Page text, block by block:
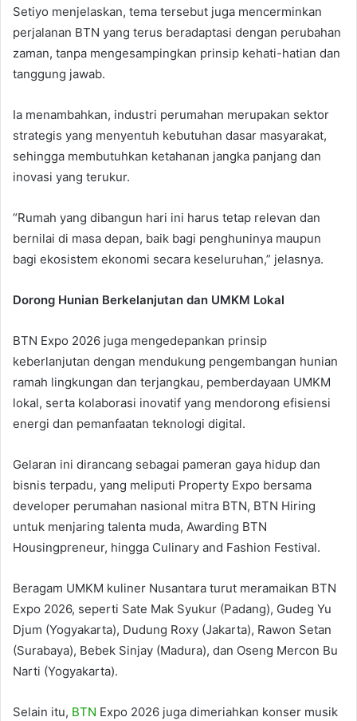
Setiyo menjelaskan, tema tersebut juga mencerminkan
perjalanan BTN yang terus beradaptasi dengan perubahan
zaman, tanpa mengesampingkan prinsip kehati-hatian dan
tanggung jawab.
Ia menambahkan, industri perumahan merupakan sektor
strategis yang menyentuh kebutuhan dasar masyarakat,
sehingga membutuhkan ketahanan jangka panjang dan
inovasi yang terukur.
“Rumah yang dibangun hari ini harus tetap relevan dan
bernilai di masa depan, baik bagi penghuninya maupun
bagi ekosistem ekonomi secara keseluruhan,” jelasnya.
Dorong Hunian Berkelanjutan dan UMKM Lokal
BTN Expo 2026 juga mengedepankan prinsip
keberlanjutan dengan mendukung pengembangan hunian
ramah lingkungan dan terjangkau, pemberdayaan UMKM
lokal, serta kolaborasi inovatif yang mendorong efisiensi
energi dan pemanfaatan teknologi digital.
Gelaran ini dirancang sebagai pameran gaya hidup dan
bisnis terpadu, yang meliputi Property Expo bersama
developer perumahan nasional mitra BTN, BTN Hiring
untuk menjaring talenta muda, Awarding BTN
Housingpreneur, hingga Culinary and Fashion Festival.
Beragam UMKM kuliner Nusantara turut meramaikan BTN
Expo 2026, seperti Sate Mak Syukur (Padang), Gudeg Yu
Djum (Yogyakarta), Dudung Roxy (Jakarta), Rawon Setan
(Surabaya), Bebek Sinjay (Madura), dan Oseng Mercon Bu
Narti (Yogyakarta).
Selain itu, BTN Expo 2026 juga dimeriahkan konser musik